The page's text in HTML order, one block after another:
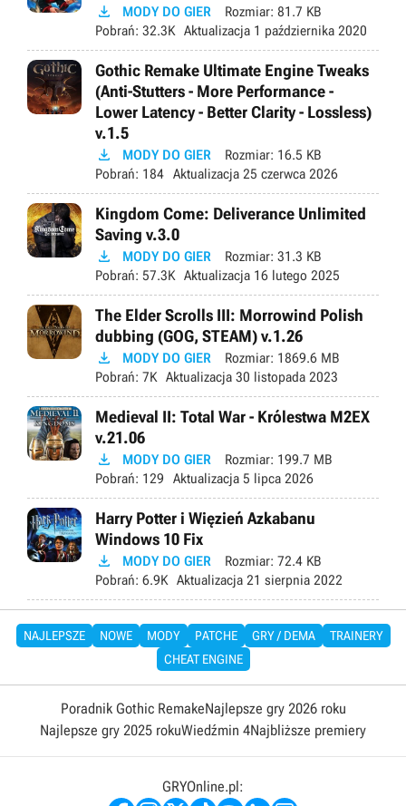
 MODY DO GIER Rozmiar: 81.7 KB
Pobrań: 32.3K Aktualizacja 1 października 2020
Gothic Remake Ultimate Engine Tweaks
(Anti-Stutters - More Performance -
Lower Latency - Better Clarity - Lossless)
v.1.5
 MODY DO GIER Rozmiar: 16.5 KB
Pobrań: 184 Aktualizacja 25 czerwca 2026
Kingdom Come: Deliverance Unlimited
Saving v.3.0
 MODY DO GIER Rozmiar: 31.3 KB
Pobrań: 57.3K Aktualizacja 16 lutego 2025
The Elder Scrolls III: Morrowind Polish
dubbing (GOG, STEAM) v.1.26
 MODY DO GIER Rozmiar: 1869.6 MB
Pobrań: 7K Aktualizacja 30 listopada 2023
Medieval II: Total War - Królestwa M2EX
v.21.06
 MODY DO GIER Rozmiar: 199.7 MB
Pobrań: 129 Aktualizacja 5 lipca 2026
Harry Potter i Więzień Azkabanu
Windows 10 Fix
 MODY DO GIER Rozmiar: 72.4 KB
Pobrań: 6.9K Aktualizacja 21 sierpnia 2022
NAJLEPSZE NOWE MODY PATCHE GRY / DEMA
TRAINERY
CHEAT ENGINE
Poradnik Gothic RemakeNajlepsze gry 2026 roku
Najlepsze gry 2025 rokuWiedźmin 4Najbliższe premiery
GRYOnline.pl: